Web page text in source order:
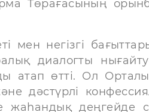
Төрағасының
мен негізгі
диалогты
атап өтті. Ол
дәстүрлі
жаһандық деңгейде